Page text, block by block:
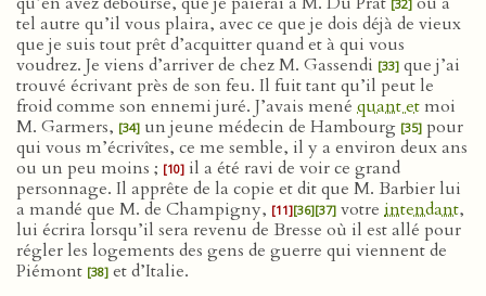
[32]
tel autre qu’il vous plaira, avec ce que je dois déjà de vieux
que je suis tout prêt d’acquitter quand et à qui vous
voudrez. Je viens d’arriver de chez M. Gassendi [33] que j’ai
trouvé écrivant près de son feu. Il fuit tant qu’il peut le
froid comme son ennemi juré. J’avais mené quant etmoi
M. Garmers, [34] un jeune médecin de Hambourg [35] pour
qui vous m’écrivîtes, ce me semble, il y a environ deux ans
ou un peu moins ; [10] il a été ravi de voir ce grand
personnage. Il apprête de la copie et dit que M. Barbier lui
a mandé que M. de Champigny, [11][36][37] votre intendant,
lui écrira lorsqu’il sera revenu de Bresse où il est allé pour
régler les logements des gens de guerre qui viennent de
Piémont [38] et d’Italie.